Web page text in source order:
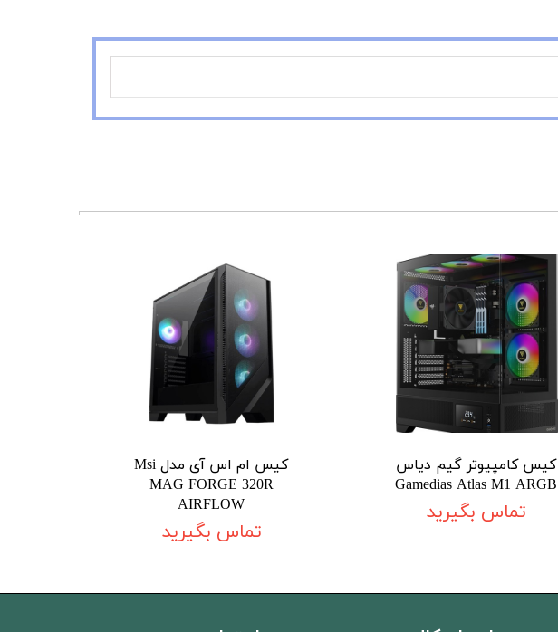
کیس کامپیوتر گیم دیاس
Gamedias Atlas M1 ARGB
تماس بگیرید
کیس ام اس آی مدل Msi
MAG FORGE 320R
AIRFLOW
تماس بگیرید